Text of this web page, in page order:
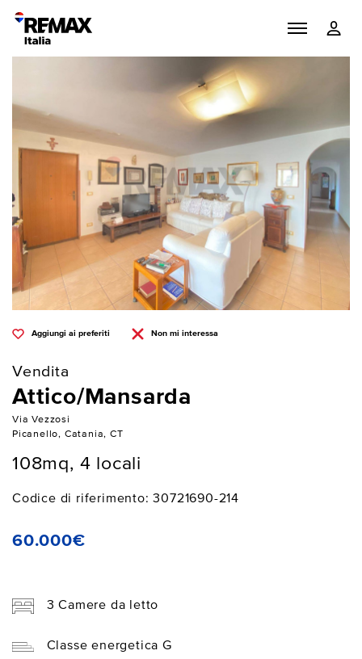
Aggiungi ai preferiti Non mi interessa
Vendita
Attico/Mansarda
Via Vezzosi
Picanello, Catania, CT
108mq, 4 locali
Codice di riferimento: 30721690-214
60.000€
3 Camere da letto
Classe energetica G